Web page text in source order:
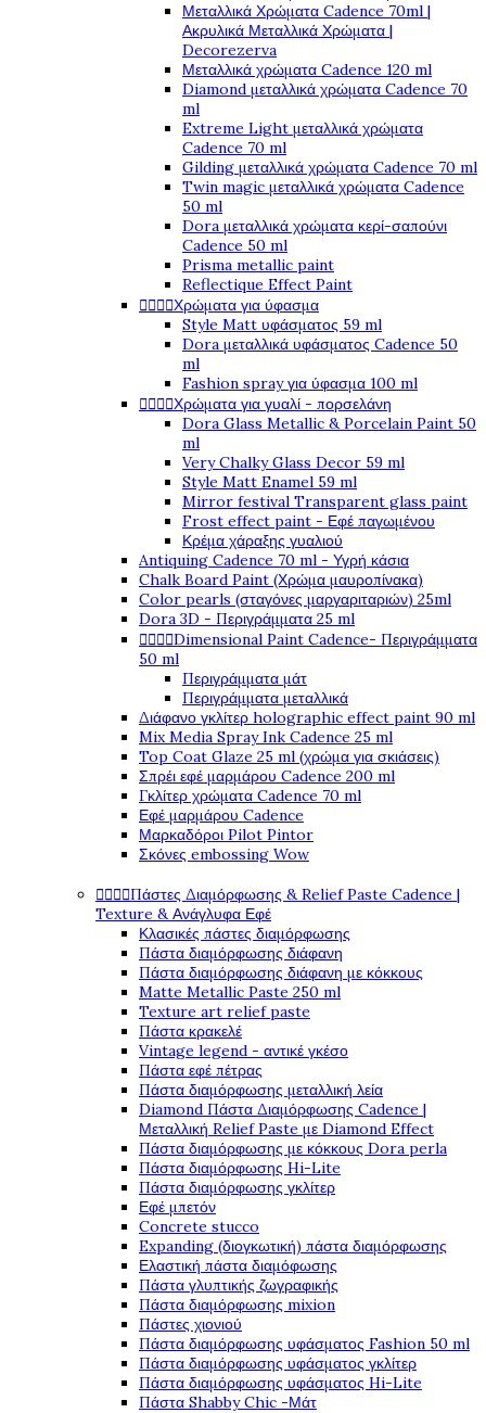
Μεταλλικά Χρώματα Cadence 70ml |
Ακρυλικά Μεταλλικά Χρώματα |
Decorezerva
Μεταλλικά χρώματα Cadence 120 ml
Diamond μεταλλικά χρώματα Cadence 70
ml
Extreme Light μεταλλικά χρώματα
Cadence 70 ml
Gilding μεταλλικά χρώματα Cadence 70 ml
Twin magic μεταλλικά χρώματα Cadence
50 ml
Dora μεταλλικά χρώματα κερί-σαπούνι
Cadence 50 ml
Prisma metallic paint
Reflectique Effect Paint
Χρώματα για ύφασμα
Style Matt υφάσματος 59 ml
Dora μεταλλικά υφάσματος Cadence 50
ml
Fashion spray για ύφασμα 100 ml
Χρώματα για γυαλί - πορσελάνη
Dora Glass Metallic & Porcelain Paint 50
ml
Very Chalky Glass Decor 59 ml
Style Matt Enamel 59 ml
Mirror festival Transparent glass paint
Frost effect paint - Εφέ παγωμένου
Κρέμα χάραξης γυαλιού
Antiquing Cadence 70 ml - Υγρή κάσια
Chalk Board Paint (Χρώμα μαυροπίνακα)
Color pearls (σταγόνες μαργαριταριών) 25ml
Dora 3D - Περιγράμματα 25 ml
Dimensional Paint Cadence- Περιγράμματα
50 ml
Περιγράμματα μάτ
Περιγράμματα μεταλλικά
Διάφανο γκλίτερ holographic effect paint 90 ml
Mix Media Spray Ink Cadence 25 ml
Top Coat Glaze 25 ml (χρώμα για σκιάσεις)
Σπρέι εφέ μαρμάρου Cadence 200 ml
Γκλίτερ χρώματα Cadence 70 ml
Εφέ μαρμάρου Cadence
Μαρκαδόροι Pilot Pintor
Σκόνες embossing Wow
Πάστες Διαμόρφωσης & Relief Paste Cadence |
Texture & Ανάγλυφα Εφέ
Κλασικές πάστες διαμόρφωσης
Πάστα διαμόρφωσης διάφανη
Πάστα διαμόρφωσης διάφανη με κόκκους
Matte Metallic Paste 250 ml
Texture art relief paste
Πάστα κρακελέ
Vintage legend - αντικέ γκέσο
Πάστα εφέ πέτρας
Πάστα διαμόρφωσης μεταλλική λεία
Diamond Πάστα Διαμόρφωσης Cadence |
Μεταλλική Relief Paste με Diamond Effect
Πάστα διαμόρφωσης με κόκκους Dora perla
Πάστα διαμόρφωσης Hi-Lite
Πάστα διαμόρφωσης γκλίτερ
Εφέ μπετόν
Concrete stucco
Expanding (διογκωτική) πάστα διαμόρφωσης
Ελαστική πάστα διαμόφωσης
Πάστα γλυπτικής ζωγραφικής
Πάστα διαμόρφωσης mixion
Πάστες χιονιού
Πάστα διαμόρφωσης υφάσματος Fashion 50 ml
Πάστα διαμόρφωσης υφάσματος γκλίτερ
Πάστα διαμόρφωσης υφάσματος Hi-Lite
Πάστα Shabby Chic -Μάτ